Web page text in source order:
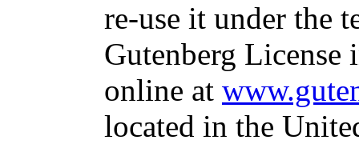
re-use it under the
Gutenberg
online at
located in the